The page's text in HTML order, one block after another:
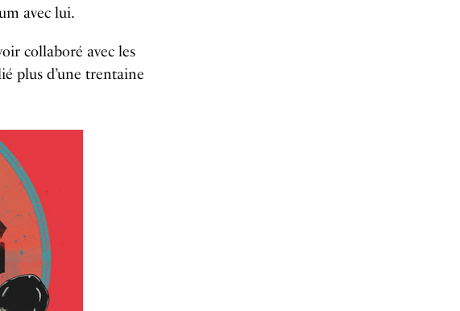
avec lui.
collaboré avec les
plus d’une trentaine